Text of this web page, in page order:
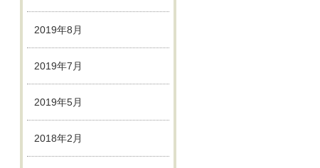
2019年8月
2019年7月
2019年5月
2018年2月